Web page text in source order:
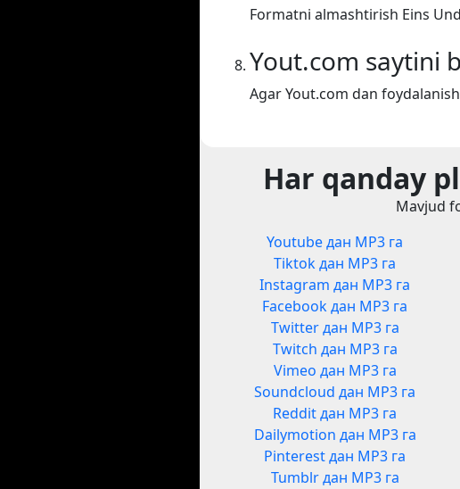
Formatni almashtirish Eins Und
Yout.com saytini
Agar Yout.com dan
Har qanday
Mavjud
Youtube дан MP3 га
Tiktok дан MP3 га
Instagram дан MP3 га
Facebook дан MP3 га
Twitter дан MP3 га
Twitch дан MP3 га
Vimeo дан MP3 га
Soundcloud дан MP3 га
Reddit дан MP3 га
Dailymotion дан MP3 га
Pinterest дан MP3 га
Tumblr дан MP3 га